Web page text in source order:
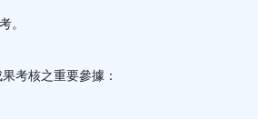
考核之重要參據：